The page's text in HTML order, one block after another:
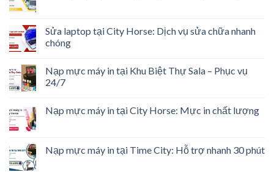
Sửa laptop tại City Horse: Dịch vụ sửa chữa nhanh
chóng
Nạp mực máy in tại Khu Biệt Thự Sala – Phục vụ
24/7
Nạp mực máy in tại City Horse: Mực in chất lượng
Nạp mực máy in tại Time City: Hỗ trợ nhanh 30 phút